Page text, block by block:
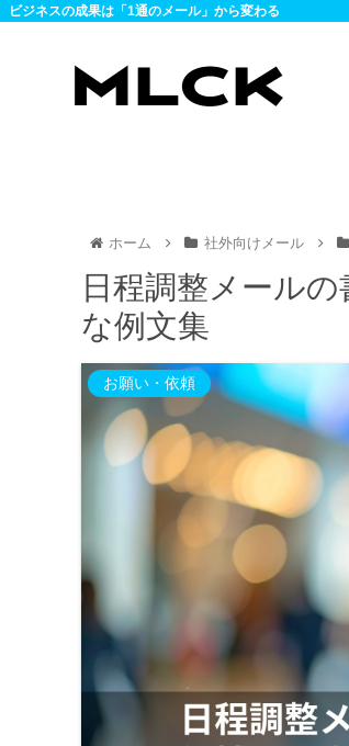
ビジネスの成果は「1通のメール」から変わる
ホーム 社外向けメール
日程調整メール
な例文集
お願い・依頼